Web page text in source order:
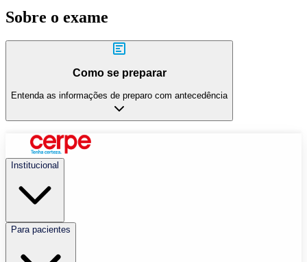
Sobre o exame
Como se preparar
Entenda as informações de preparo com antecedência
Institucional
Para pacientes